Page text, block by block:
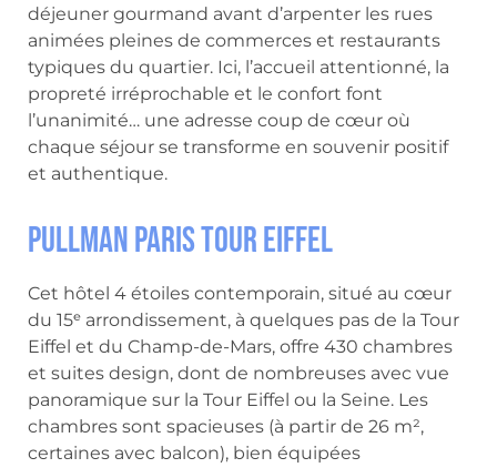
déjeuner gourmand avant d’arpenter les rues
animées pleines de commerces et restaurants
typiques du quartier. Ici, l’accueil attentionné, la
propreté irréprochable et le confort font
l’unanimité… une adresse coup de cœur où
chaque séjour se transforme en souvenir positif
et authentique.
Pullman Paris Tour Eiffel
Cet hôtel 4 étoiles contemporain, situé au cœur
du 15ᵉ arrondissement, à quelques pas de la Tour
Eiffel et du Champ-de-Mars, offre 430 chambres
et suites design, dont de nombreuses avec vue
panoramique sur la Tour Eiffel ou la Seine. Les
chambres sont spacieuses (à partir de 26 m²,
certaines avec balcon), bien équipées